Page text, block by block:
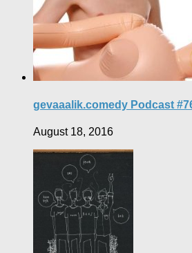
gevaaalik.comedy Podcast
August 18, 2016